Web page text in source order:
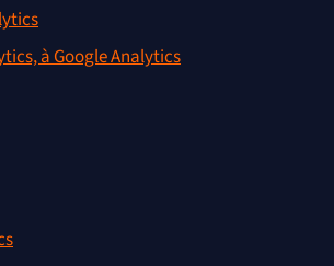
à Google Analytics